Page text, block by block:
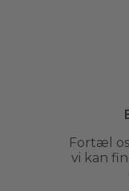
Fortæl
vi kan